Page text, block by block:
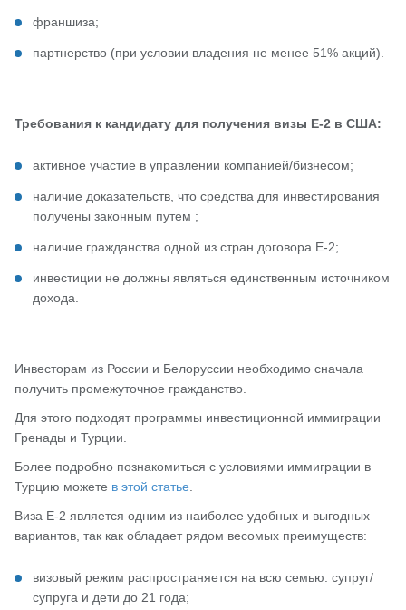
франшиза;
партнерство (при условии владения не менее 51% акций).
Требования к кандидату для получения визы E-2 в США:
активное участие в управлении компанией/бизнесом;
наличие доказательств, что средства для инвестирования
получены законным путем ;
наличие гражданства одной из стран договора E-2;
инвестиции не должны являться единственным источником
дохода.
Инвесторам из России и Белоруссии необходимо сначала
получить промежуточное гражданство.
Для этого подходят программы инвестиционной иммиграции
Гренады и Турции.
Более подробно познакомиться с условиями иммиграции в
Турцию можете в этой статье
Виза E-2 является одним из наиболее удобных и выгодных
вариантов, так как обладает рядом весомых преимуществ:
визовый режим распространяется на всю семью: супруг/
супруга и дети до 21 года;